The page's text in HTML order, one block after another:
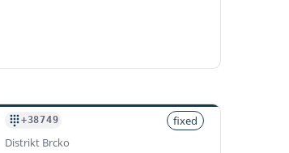
+38749
fixed
Distrikt Brcko